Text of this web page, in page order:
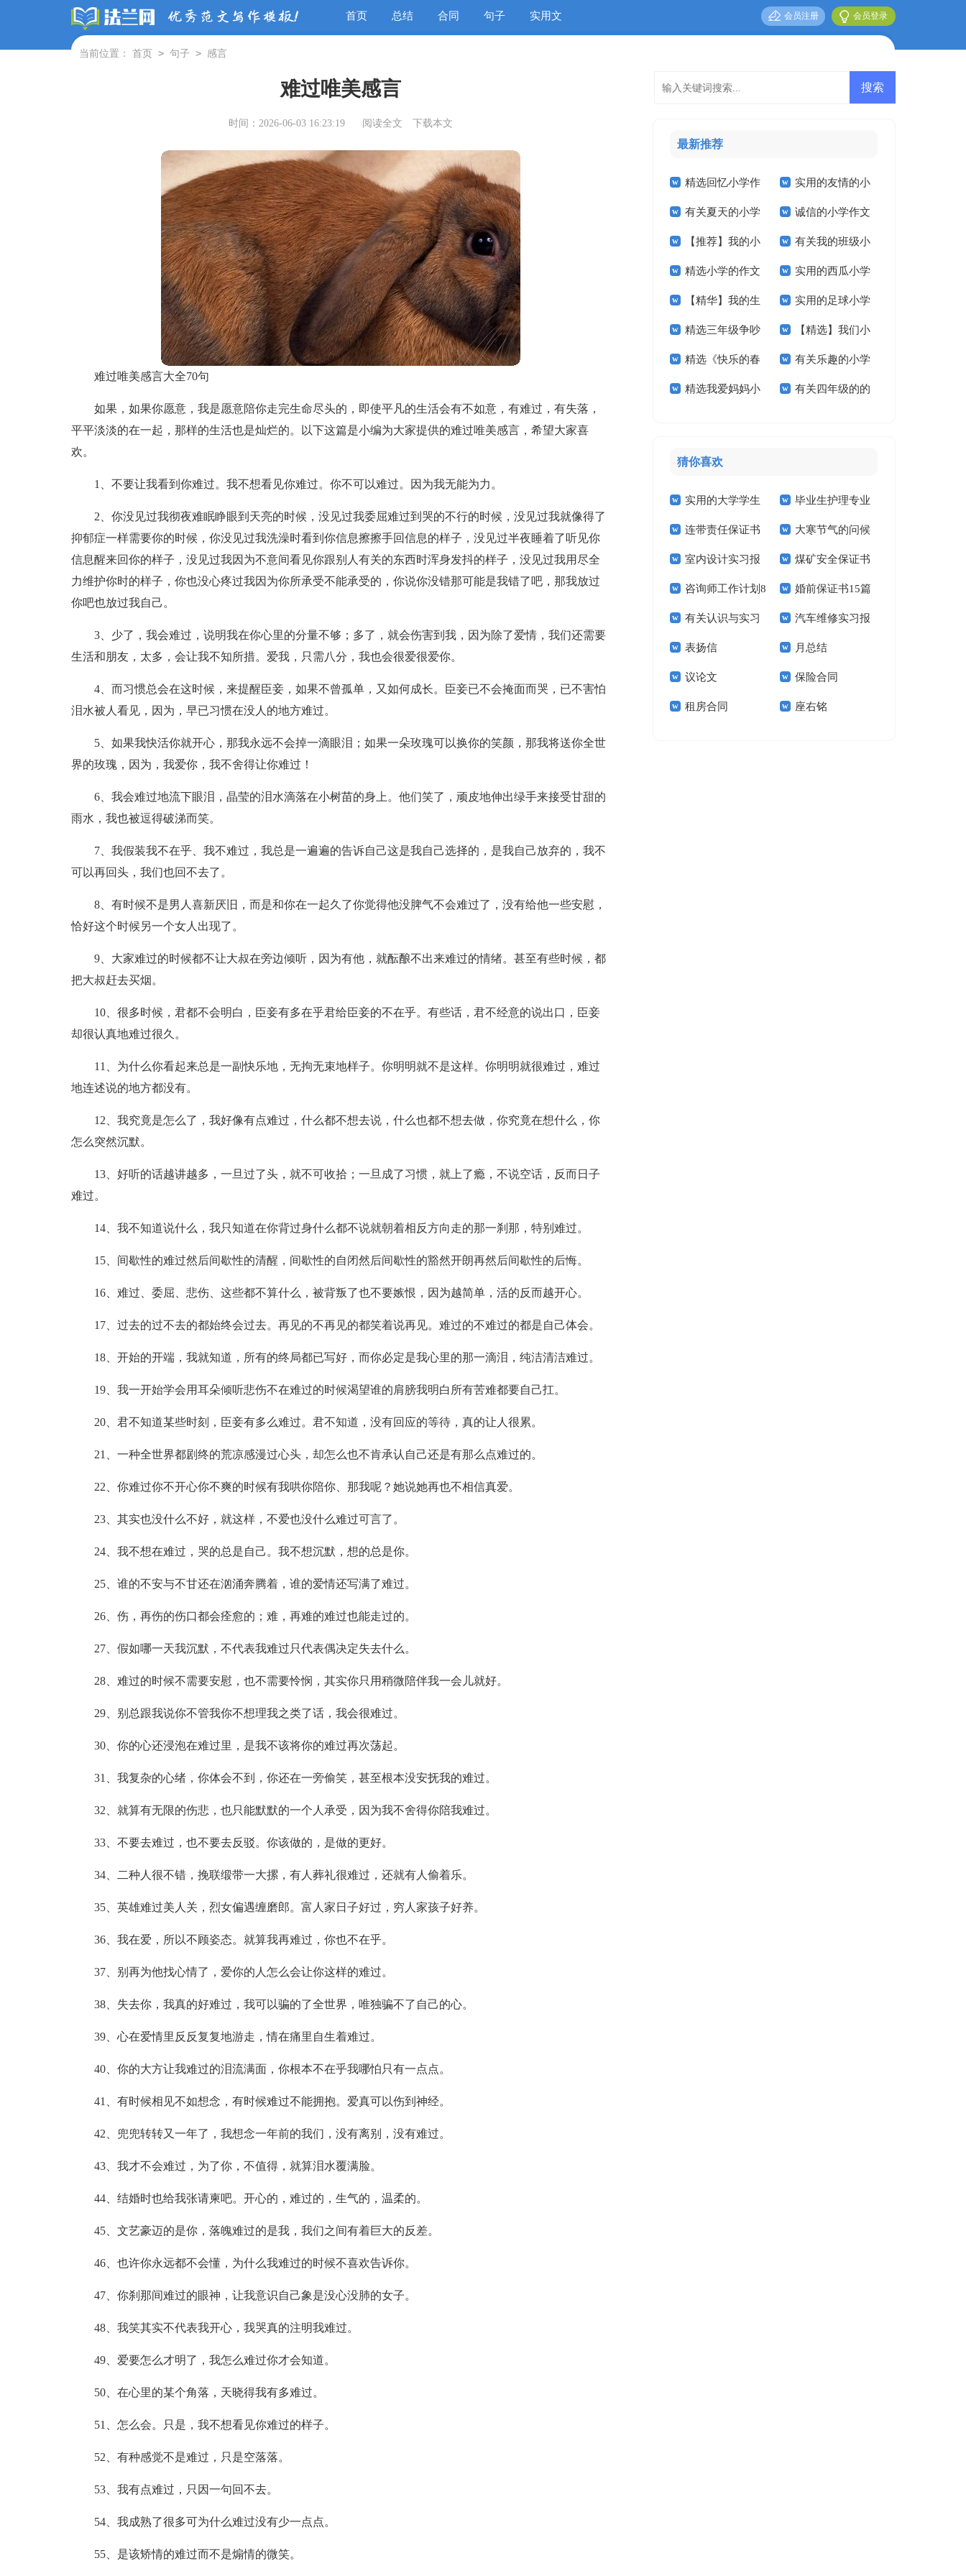
首页 总结 合同 句子 实用文 会员登录
会员注册
当前位置： 首页 > 句子 > 感言
难过唯美感言
时间：2026-06-03 16:23:19 阅读全文 下载本文
难过唯美感言大全70句
如果，如果你愿意，我是愿意陪你走完生命尽头的，即使平凡的生活会有不如意，有难过，有失落，
平平淡淡的在一起，那样的生活也是灿烂的。以下这篇是小编为大家提供的难过唯美感言，希望大家喜
欢。
1、不要让我看到你难过。我不想看见你难过。你不可以难过。因为我无能为力。
2、你没见过我彻夜难眠睁眼到天亮的时候，没见过我委屈难过到哭的不行的时候，没见过我就像得了
抑郁症一样需要你的时候，你没见过我洗澡时看到你信息擦擦手回信息的样子，没见过半夜睡着了听见你
信息醒来回你的样子，没见过我因为不意间看见你跟别人有关的东西时浑身发抖的样子，没见过我用尽全
力维护你时的样子，你也没心疼过我因为你所承受不能承受的，你说你没错那可能是我错了吧，那我放过
你吧也放过我自己。
3、少了，我会难过，说明我在你心里的分量不够；多了，就会伤害到我，因为除了爱情，我们还需要
生活和朋友，太多，会让我不知所措。爱我，只需八分，我也会很爱很爱你。
4、而习惯总会在这时候，来提醒臣妾，如果不曾孤单，又如何成长。臣妾已不会掩面而哭，已不害怕
泪水被人看见，因为，早已习惯在没人的地方难过。
5、如果我快活你就开心，那我永远不会掉一滴眼泪；如果一朵玫瑰可以换你的笑颜，那我将送你全世
界的玫瑰，因为，我爱你，我不舍得让你难过！
6、我会难过地流下眼泪，晶莹的泪水滴落在小树苗的身上。他们笑了，顽皮地伸出绿手来接受甘甜的
雨水，我也被逗得破涕而笑。
7、我假装我不在乎、我不难过，我总是一遍遍的告诉自己这是我自己选择的，是我自己放弃的，我不
可以再回头，我们也回不去了。
8、有时候不是男人喜新厌旧，而是和你在一起久了你觉得他没脾气不会难过了，没有给他一些安慰，
恰好这个时候另一个女人出现了。
9、大家难过的时候都不让大叔在旁边倾听，因为有他，就酝酿不出来难过的情绪。甚至有些时候，都
把大叔赶去买烟。
10、很多时候，君都不会明白，臣妾有多在乎君给臣妾的不在乎。有些话，君不经意的说出口，臣妾
却很认真地难过很久。
11、为什么你看起来总是一副快乐地，无拘无束地样子。你明明就不是这样。你明明就很难过，难过
地连述说的地方都没有。
12、我究竟是怎么了，我好像有点难过，什么都不想去说，什么也都不想去做，你究竟在想什么，你
怎么突然沉默。
13、好听的话越讲越多，一旦过了头，就不可收拾；一旦成了习惯，就上了瘾，不说空话，反而日子
难过。
14、我不知道说什么，我只知道在你背过身什么都不说就朝着相反方向走的那一刹那，特别难过。
15、间歇性的难过然后间歇性的清醒，间歇性的自闭然后间歇性的豁然开朗再然后间歇性的后悔。
16、难过、委屈、悲伤、这些都不算什么，被背叛了也不要嫉恨，因为越简单，活的反而越开心。
17、过去的过不去的都始终会过去。再见的不再见的都笑着说再见。难过的不难过的都是自己体会。
18、开始的开端，我就知道，所有的终局都已写好，而你必定是我心里的那一滴泪，纯洁清洁难过。
19、我一开始学会用耳朵倾听悲伤不在难过的时候渴望谁的肩膀我明白所有苦难都要自己扛。
20、君不知道某些时刻，臣妾有多么难过。君不知道，没有回应的等待，真的让人很累。
21、一种全世界都剧终的荒凉感漫过心头，却怎么也不肯承认自己还是有那么点难过的。
22、你难过你不开心你不爽的时候有我哄你陪你、那我呢？她说她再也不相信真爱。
23、其实也没什么不好，就这样，不爱也没什么难过可言了。
24、我不想在难过，哭的总是自己。我不想沉默，想的总是你。
25、谁的不安与不甘还在汹涌奔腾着，谁的爱情还写满了难过。
26、伤，再伤的伤口都会痊愈的；难，再难的难过也能走过的。
27、假如哪一天我沉默，不代表我难过只代表偶决定失去什么。
28、难过的时候不需要安慰，也不需要怜悯，其实你只用稍微陪伴我一会儿就好。
29、别总跟我说你不管我你不想理我之类了话，我会很难过。
30、你的心还浸泡在难过里，是我不该将你的难过再次荡起。
31、我复杂的心绪，你体会不到，你还在一旁偷笑，甚至根本没安抚我的难过。
32、就算有无限的伤悲，也只能默默的一个人承受，因为我不舍得你陪我难过。
33、不要去难过，也不要去反驳。你该做的，是做的更好。
34、二种人很不错，挽联缎带一大摞，有人葬礼很难过，还就有人偷着乐。
35、英雄难过美人关，烈女偏遇缠磨郎。富人家日子好过，穷人家孩子好养。
36、我在爱，所以不顾姿态。就算我再难过，你也不在乎。
37、别再为他找心情了，爱你的人怎么会让你这样的难过。
38、失去你，我真的好难过，我可以骗的了全世界，唯独骗不了自己的心。
39、心在爱情里反反复复地游走，情在痛里自生着难过。
40、你的大方让我难过的泪流满面，你根本不在乎我哪怕只有一点点。
41、有时候相见不如想念，有时候难过不能拥抱。爱真可以伤到神经。
42、兜兜转转又一年了，我想念一年前的我们，没有离别，没有难过。
43、我才不会难过，为了你，不值得，就算泪水覆满脸。
44、结婚时也给我张请柬吧。开心的，难过的，生气的，温柔的。
45、文艺豪迈的是你，落魄难过的是我，我们之间有着巨大的反差。
46、也许你永远都不会懂，为什么我难过的时候不喜欢告诉你。
47、你刹那间难过的眼神，让我意识自己象是没心没肺的女子。
48、我笑其实不代表我开心，我哭真的注明我难过。
49、爱要怎么才明了，我怎么难过你才会知道。
50、在心里的某个角落，天晓得我有多难过。
51、怎么会。只是，我不想看见你难过的样子。
52、有种感觉不是难过，只是空落落。
53、我有点难过，只因一句回不去。
54、我成熟了很多可为什么难过没有少一点点。
55、是该矫情的难过而不是煽情的微笑。
最新推荐
精选回忆小学作
文300字合集10篇
实用的友情的小
学作文300字四篇
有关夏天的小学
作文合集五篇
诚信的小学作文
汇编6篇
【推荐】我的小
学作文合集8篇
有关我的班级小
学作文合集9篇
精选小学的作文
600字合集六篇
实用的西瓜小学
作文8篇
【精华】我的生
活小学作文四篇
实用的足球小学
作文合集八篇
精选三年级争吵
作文300字四篇
【精选】我们小
学作文300字六篇
精选《快乐的春
节》小学作文合集九
有关乐趣的小学
作文合集10篇
精选我爱妈妈小 有关四年级的的
猜你喜欢
实用的大学学生
实习报告范文锦集六
篇
毕业生护理专业
求职信精选15篇
连带责任保证书 大寒节气的问候
祝福语
室内设计实习报
告汇编15篇
煤矿安全保证书
(15篇)
咨询师工作计划8
篇
婚前保证书15篇
有关认识与实习
报告模板集锦十篇
汽车维修实习报
告(汇编15篇)
表扬信 月总结
议论文 保险合同
租房合同 座右铭